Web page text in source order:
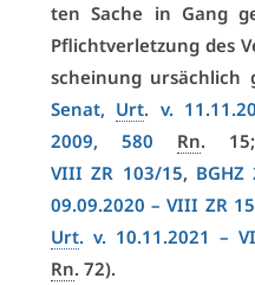
ten Sa­che in Gang
Pflicht­ver­let­zung des
schei­nung ur­säch­lich
Se­nat, Urt. v.
2009, 580
Rn.
VI­II ZR 103/15,
09.09.2020 –VI­II ZR
Urt. v. 10.11.2021 –
Rn. 72).